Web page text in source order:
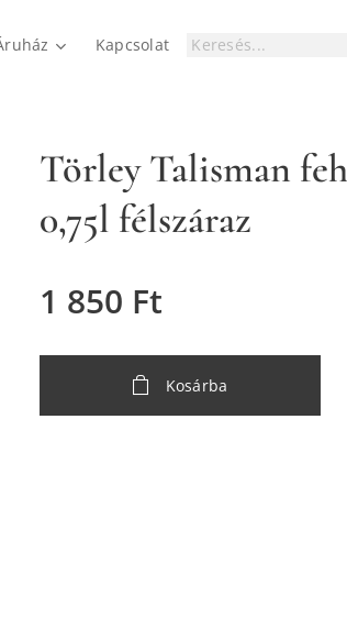
Kapcsolat
Törley Talisman
0,75l félszáraz
1 850 Ft
Kosárba